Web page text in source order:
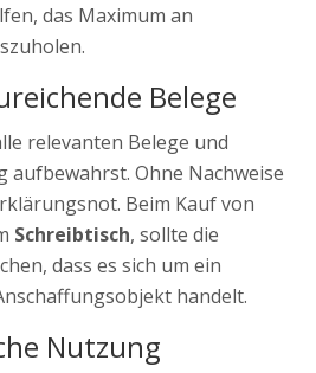
das Maximum an
Belege
relevanten Belege und
aufbewahrst. Ohne Nachweise
Beim Kauf von
Schreibtisch, sollte die
dass es sich um ein
handelt.
Nutzung